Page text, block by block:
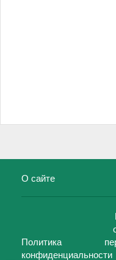
О сайте
Политика
конфиденциальности